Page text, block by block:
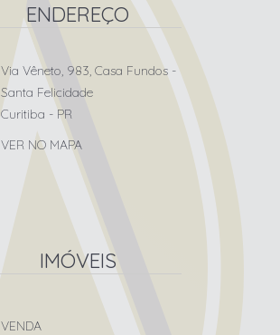
ENDEREÇO
Via Vêneto, 983, Casa Fundos -
Santa Felicidade
Curitiba - PR
VER NO MAPA
IMÓVEIS
VENDA